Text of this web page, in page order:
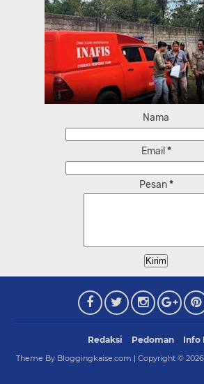
Nama
Email *
Pesan*
Redaksi Pedoman Info
Theme By Bloggingkaise.com | Copyright © 2026